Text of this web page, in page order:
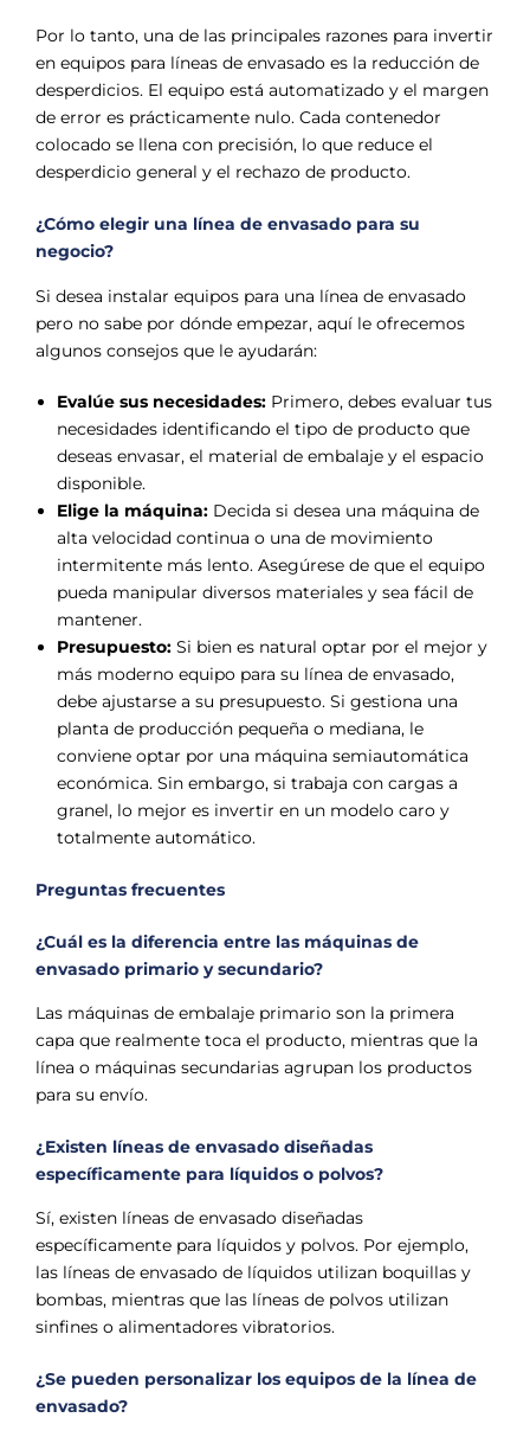
Por lo tanto, una de las principales razones para invertir
en equipos para líneas de envasado es la reducción de
desperdicios. El equipo está automatizado y el margen
de error es prácticamente nulo. Cada contenedor
colocado se llena con precisión, lo que reduce el
desperdicio general y el rechazo de producto.
¿Cómo elegir una línea de envasado para su
negocio?
Si desea instalar equipos para una línea de envasado
pero no sabe por dónde empezar, aquí le ofrecemos
algunos consejos que le ayudarán:
Evalúe sus necesidades: Primero, debes evaluar tus
necesidades identificando el tipo de producto que
deseas envasar, el material de embalaje y el espacio
disponible.
Elige la máquina: Decida si desea una máquina de
alta velocidad continua o una de movimiento
intermitente más lento. Asegúrese de que el equipo
pueda manipular diversos materiales y sea fácil de
mantener.
Presupuesto: Si bien es natural optar por el mejor y
más moderno equipo para su línea de envasado,
debe ajustarse a su presupuesto. Si gestiona una
planta de producción pequeña o mediana, le
conviene optar por una máquina semiautomática
económica. Sin embargo, si trabaja con cargas a
granel, lo mejor es invertir en un modelo caro y
totalmente automático.
Preguntas frecuentes
¿Cuál es la diferencia entre las máquinas de
envasado primario y secundario?
Las máquinas de embalaje primario son la primera
capa que realmente toca el producto, mientras que la
línea o máquinas secundarias agrupan los productos
para su envío.
¿Existen líneas de envasado diseñadas
específicamente para líquidos o polvos?
Sí, existen líneas de envasado diseñadas
específicamente para líquidos y polvos. Por ejemplo,
las líneas de envasado de líquidos utilizan boquillas y
bombas, mientras que las líneas de polvos utilizan
sinfines o alimentadores vibratorios.
¿Se pueden personalizar los equipos de la línea de
envasado?